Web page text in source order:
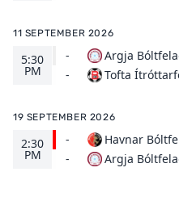
11 SEPTEMBER 2026
5:30
PM
-
-
Argja
Tofta
19 SEPTEMBER 2026
2:30
PM
-
-
Havnar
Argja